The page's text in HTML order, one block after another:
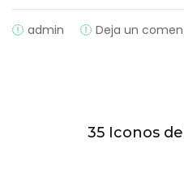
admin Deja un
35 Iconos